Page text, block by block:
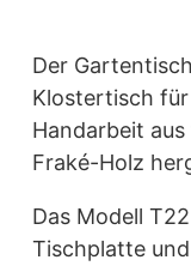
Der
Klostertisch
Handarbeit
Fraké-Holz
Das Modell
Tischplatte